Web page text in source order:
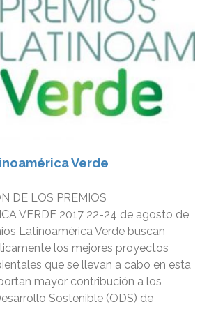
Verde
DE LOS PREMIOS
VERDE 2017 22-24 de agosto de
Latinoamérica Verde buscan
los mejores proyectos
que se llevan a cabo en esta
mayor contribución a los
Sostenible (ODS) de